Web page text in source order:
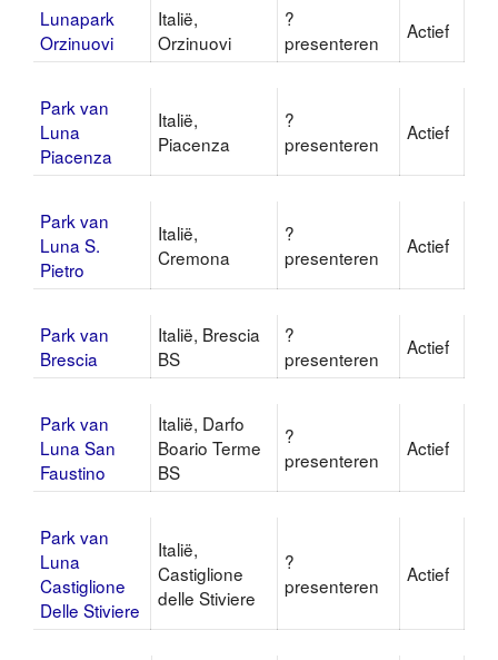
Lunapark
Orzinuovi
Italië,
Orzinuovi
?
presenteren
Actief
Park van
Luna
Piacenza
Italië,
Piacenza
?
presenteren
Actief
Park van
Luna S.
Pietro
Italië,
Cremona
?
presenteren
Actief
Park van
Brescia
Italië, Brescia
BS
?
presenteren
Actief
Park van
Luna San
Faustino
Italië, Darfo
Boario Terme
BS
?
presenteren
Actief
Park van
Luna
Castiglione
Delle Stiviere
Italië,
Castiglione
delle Stiviere
?
presenteren
Actief